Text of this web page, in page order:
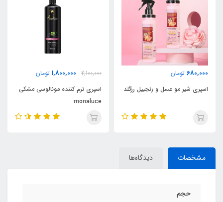
2,100,000
اسپری نرم کننده مونالوسی مشکی
0
850,000 تومان
روغن آرگان ۵۰ میل اورجینال مراکش
مشخصات دیدگاه‌ها
حجم